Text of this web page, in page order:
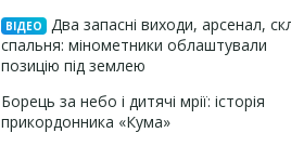
ВІДЕО
Два запасні виходи, арсенал,
спальня: мінометники облаштували
позицію під землею
Борець за небо і дитячі мрії: історія
прикордонника «Кума»